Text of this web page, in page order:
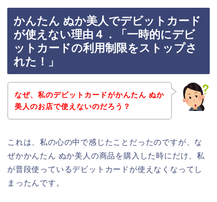
かんたん ぬか美人でデビットカード
が使えない理由４．「一時的にデビ
ットカードの利用制限をストップさ
れた！」
なぜ、私のデビットカードがかんたん ぬか
美人のお店で使えないのだろう？
これは、私の心の中で感じたことだったのですが、な
ぜかかんたん ぬか美人の商品を購入した時にだけ、私
が普段使っているデビットカードが使えなくなってし
まったんです。